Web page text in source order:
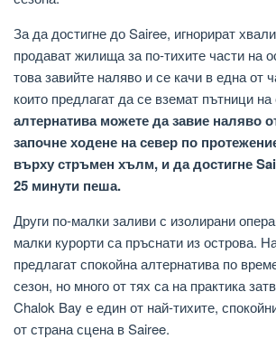
За да достигне до Sairee, игнорират
продават жилища за по-тихите части на
това завийте наляво и се качи в една от
които предлагат да се вземат пътници на
алтернатива можете да завие наляво
започне ходене на север по
върху стръмен хълм, и да достигне
25 минути пеша.
Други по-малки заливи с изолирани
малки курорти са пръснати из острова.
предлагат спокойна алтернатива по
сезон, но много от тях са на практика
Chalok Bay е един от най-тихите,
от страна сцена в Sairee.